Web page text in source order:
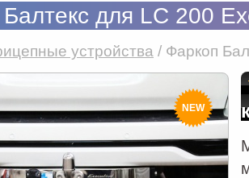
для LC 200
устройства / Фаркоп
NEW